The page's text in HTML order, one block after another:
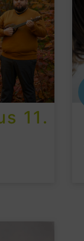
11.